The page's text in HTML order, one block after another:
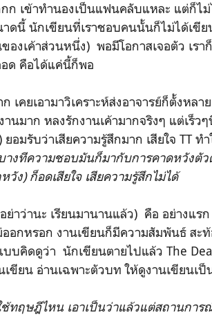
ก เข้าทำนองเป็นแฟนคลับแหละ แต่ก็ไ
ดนี้ นักเขียนที่เราชอบคนนั้นก็ไม่ได้เขี
งเค้าส่วนหนึ่ง) พอมีโอกาสเจอตัว เรา
ด คือได้แค่นี้ก็พอ
คยเอามาวิเคราะห์ส่งอาจารย์ก็ตั้งหลาย
มาก หลงรักงานเค้ามากจริงๆ แต่เร็วๆ
อมรับว่าเสียความรู้สึกมาก เสียใจ TT ท
างทีความชอบมันก็มากับการคาดหวังตั
ง) ก็อดเสียใจ เสียความรู้สึกไม่ได้
าว่านะ เรียนมานานแล้ว) คือ อย่างแรก
อกหรอก งานเขียนก็มีความสัมพันธ์ สะ
คิดดูว่า นักเขียนตายไปแล้ว The
ขียน อ่านเฉพาะตัวบท ให้ดูงานเขียนเ
ทฤษฎีไหน เอาเป็นว่าแล้วแต่สถานกา